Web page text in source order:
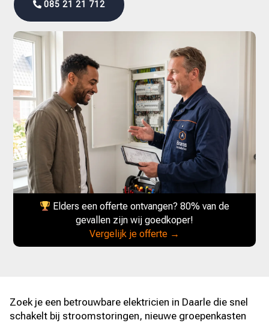
085 21 21 712
Elders een offerte ontvangen? 80% van de
gevallen zijn wij goedkoper!
Vergelijk je offerte →
Zoek je een betrouwbare elektricien in Daarle die snel
schakelt bij stroomstoringen, nieuwe groepenkasten